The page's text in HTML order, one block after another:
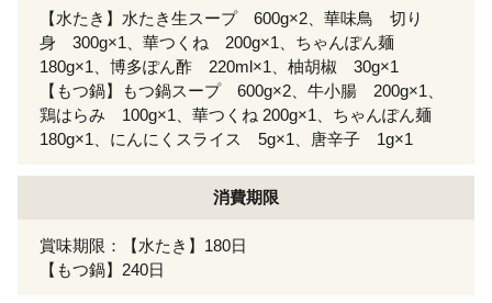
【水たき】水たき生スープ 600g×2、華味鳥 切り
身 300g×1、華つくね 200g×1、ちゃんぽん麺
180g×1、博多ぽん酢 220ml×1、柚胡椒 30g×1
【もつ鍋】もつ鍋スープ 600g×2、牛小腸 200g×1、
鶏はらみ 100g×1、華つくね 200g×1、ちゃんぽん麺
180g×1、にんにくスライス 5g×1、唐辛子 1g×1
消費期限
賞味期限：【水たき】180日
【もつ鍋】240日